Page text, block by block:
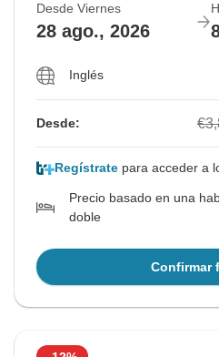
Desde Viernes
28 ago., 2026
Inglés
Desde:
Regístrate para acceder a
Precio basado en una
doble
Confirmar